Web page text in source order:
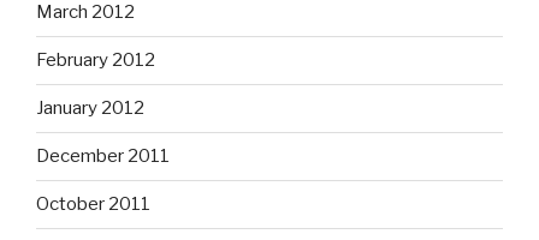
March 2012
February 2012
January 2012
December 2011
October 2011